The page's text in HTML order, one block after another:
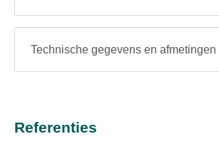
Technische gegevens en afmetingen
Referenties